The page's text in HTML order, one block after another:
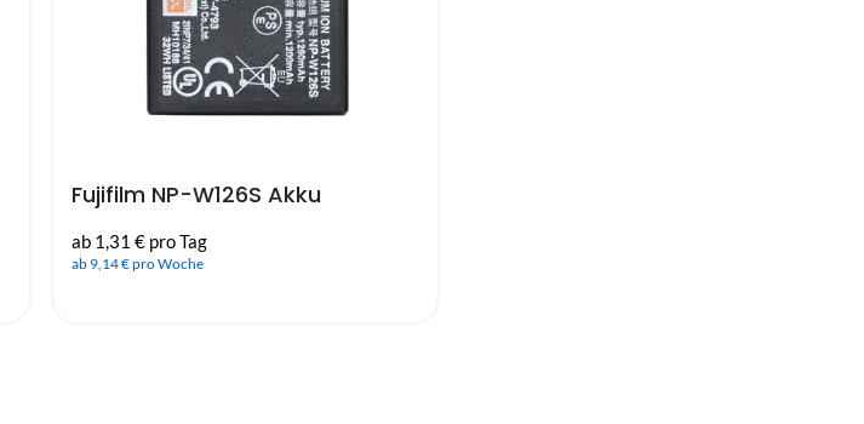
Fujifilm NP-W126S Akku
ab 1,31 € pro Tag
ab 9,14 € pro Woche